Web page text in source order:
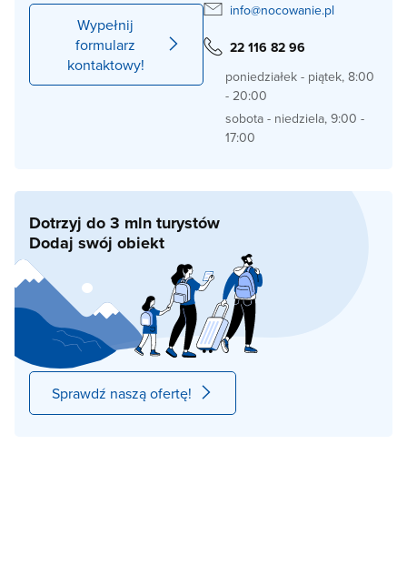
Wypełnij
formularz
kontaktowy!
info@nocowanie.pl
22 116 82 96
poniedziałek - piątek, 8:00
- 20:00
sobota - niedziela, 9:00 -
17:00
Dotrzyj do 3 mln turystów
Dodaj swój obiekt
Sprawdź naszą ofertę!